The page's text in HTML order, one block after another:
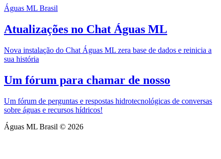
Águas ML Brasil
Atualizações no Chat Águas ML
Nova instalação do Chat Águas ML zera base de dados e reinicia a
sua história
Um fórum para chamar de nosso
Um fórum de perguntas e respostas hidrotecnológicas de conversas
sobre águas e recursos hídricos!
Águas ML Brasil © 2026